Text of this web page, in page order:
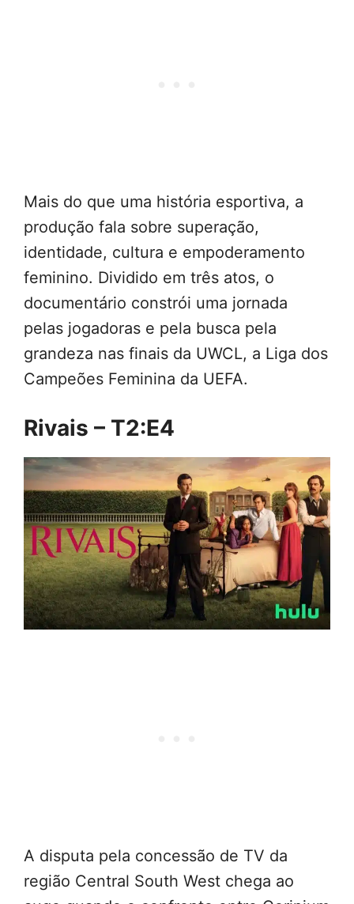
Mais do que uma história esportiva, a
produção fala sobre superação,
identidade, cultura e empoderamento
feminino. Dividido em três atos, o
documentário constrói uma jornada
pelas jogadoras e pela busca pela
grandeza nas finais da UWCL, a Liga dos
Campeões Feminina da UEFA.
Rivais – T2:E4
A disputa pela concessão de TV da
região Central South West chega ao